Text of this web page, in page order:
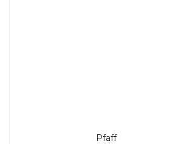
Pfaff